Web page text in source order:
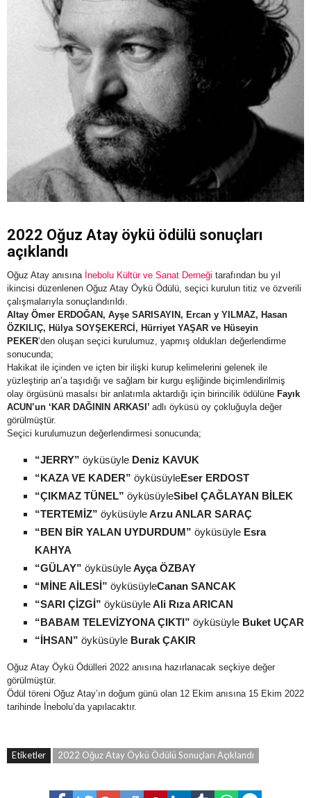
2022 Oğuz Atay öykü ödülü sonuçları
açıklandı
Oğuz Atay anısına İnebolu Kültür ve Sanat Derneği tarafından bu yıl
ikincisi düzenlenen Oğuz Atay Öykü Ödülü, seçici kurulun titiz ve özverili
çalışmalarıyla sonuçlandırıldı.
Altay Ömer ERDOĞAN, Ayşe SARISAYIN, Ercan y YILMAZ, Hasan
ÖZKILIÇ, Hülya SOYŞEKERCİ, Hürriyet YAŞAR ve Hüseyin
PEKER’den oluşan seçici kurulumuz, yapmış oldukları değerlendirme
sonucunda;
Hakikat ile içinden ve içten bir ilişki kurup kelimelerini gelenek ile
yüzleştirip an’a taşıdığı ve sağlam bir kurgu eşliğinde biçimlendirilmiş
olay örgüsünü masalsı bir anlatımla aktardığı için birincilik ödülüne Fayık
ACUN’un ‘KAR DAĞININ ARKASI’ adlı öyküsü oy çokluğuyla değer
görülmüştür.
Seçici kurulumuzun değerlendirmesi sonucunda;
“JERRY” öyküsüyle Deniz KAVUK
“KAZA VE KADER” öyküsüyleEser ERDOST
“ÇIKMAZ TÜNEL” öyküsüyleSibel ÇAĞLAYAN BİLEK
“TERTEMİZ” öyküsüyleArzu ANLAR SARAÇ
“BEN BİR YALAN UYDURDUM” öyküsüyle Esra
KAHYA
“GÜLAY” öyküsüyleAyça ÖZBAY
“MİNE AİLESİ” öyküsüyleCanan SANCAK
“SARI ÇİZGİ” öyküsüyleAli Rıza ARICAN
“BABAM TELEVİZYONA ÇIKTI” öyküsüyle Buket UÇAR
“İHSAN” öyküsüyle Burak ÇAKIR
Oğuz Atay Öykü Ödülleri 2022 anısına hazırlanacak seçkiye değer
görülmüştür.
Ödül töreni Oğuz Atay’ın doğum günü olan 12 Ekim anısına 15 Ekim 2022
tarihinde İnebolu’da yapılacaktır.
Etiketler 2022 Oğuz Atay Öykü Ödülü Sonuçları Açıklandı